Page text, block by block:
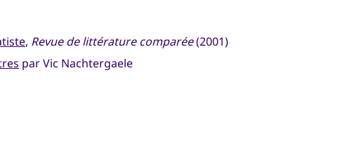
, Revue de littérature comparée(2001)
par Vic Nachtergaele